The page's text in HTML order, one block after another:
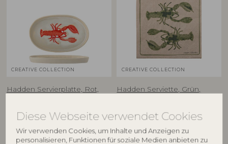
Diese Webseite verwendet Cookies
Wir verwenden Cookies, um Inhalte und Anzeigen zu
personalisieren, Funktionen für soziale Medien anbieten zu
CREATIVE COLLECTION
Hadden Servierplatte, Rot,
L29xH2,5xW18 cm
UVP
CREATIVE COLLECTION
Hadden Serviette, Grün,
L33xW33 cm, Pack of 20
UVP